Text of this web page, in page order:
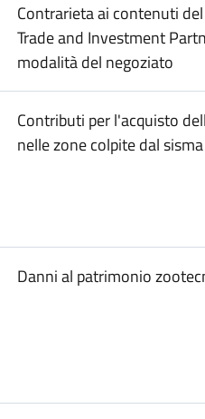
Contrarieta ai contenuti
Trade and Investment
modalità del negoziato
Contributi per l'acquisto
nelle zone colpite dal sisma
Danni al patrimonio